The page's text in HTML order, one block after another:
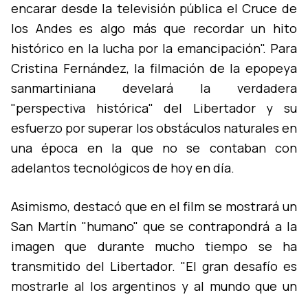
encarar desde la televisión pública el Cruce de
los Andes es algo más que recordar un hito
histórico en la lucha por la emancipación". Para
Cristina Fernández, la filmación de la epopeya
sanmartiniana develará la verdadera
"perspectiva histórica" del Libertador y su
esfuerzo por superar los obstáculos naturales en
una época en la que no se contaban con
adelantos tecnológicos de hoy en dí­a.
Asimismo, destacó que en el film se mostrará un
San Martí­n "humano" que se contrapondrá a la
imagen que durante mucho tiempo se ha
transmitido del Libertador. "El gran desafí­o es
mostrarle al los argentinos y al mundo que un